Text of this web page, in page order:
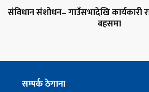
संविधान संशोधन– गाउँसभादेखि कार्यकारी
बहसमा
सम्पर्क ठेगाना